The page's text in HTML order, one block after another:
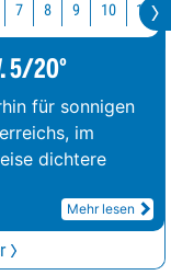
7 8 9 10 11
5/20°
für sonnigen
im
dichtere
Mehr lesen